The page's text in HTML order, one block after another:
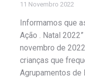
11 Novembro 2022
Informamos que
Ação . Natal
novembro de
crianças que
Agrupamentos de